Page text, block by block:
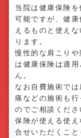
当院は健康保険を
可能ですが、健康
えるものと使えな
ります。
慢性的な肩こりや
は健康保険は適用
ん。
なお自費施術では
痛などの施術も行
のでご相談くださ
保険が使える使え
合せいただくこと